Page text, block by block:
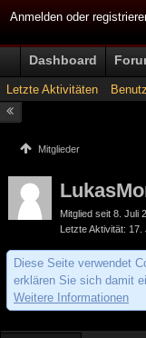
Anmelden oder
Dashboard
Letzte Aktivitäten
Mitglieder
Mitglied seit 8. Juli
Letzte Aktivität 17.
Diese Seite verwendet
erklären Sie sich damit
Weitere Informationen